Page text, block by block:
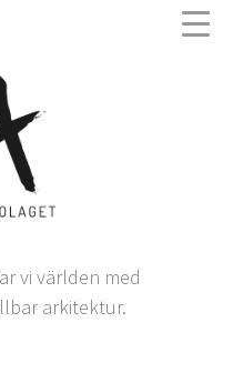
vi världen med
arkitektur.